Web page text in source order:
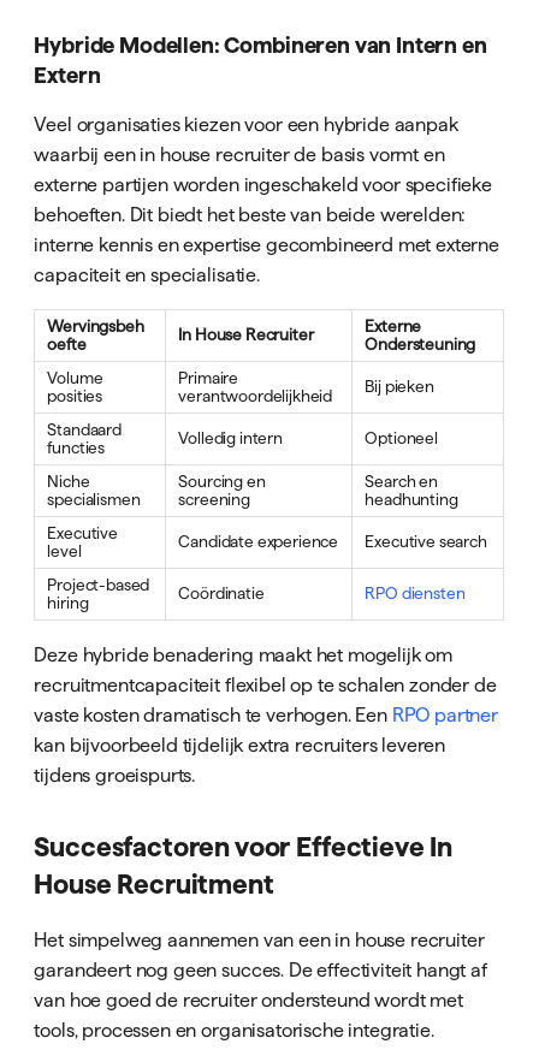
Hybride Modellen: Combineren van Intern en
Extern
Veel organisaties kiezen voor een hybride aanpak
waarbij een in house recruiter de basis vormt en
externe partijen worden ingeschakeld voor specifieke
behoeften. Dit biedt het beste van beide werelden:
interne kennis en expertise gecombineerd met externe
capaciteit en specialisatie.
Wervingsbeh
oefte
In House Recruiter
Externe
Ondersteuning
Volume
posities
Primaire
verantwoordelijkheid
Bij pieken
Standaard
functies
Volledig intern Optioneel
Niche
specialismen
Sourcing en
screening
Search en
headhunting
Executive
level
Candidate experience Executive search
Project-based
hiring
Coördinatie RPO diensten
Deze hybride benadering maakt het mogelijk om
recruitmentcapaciteit flexibel op te schalen zonder de
vaste kosten dramatisch te verhogen. Een RPO partner
kan bijvoorbeeld tijdelijk extra recruiters leveren
tijdens groeispurts.
Succesfactoren voor Effectieve In
House Recruitment
Het simpelweg aannemen van een in house recruiter
garandeert nog geen succes. De effectiviteit hangt af
van hoe goed de recruiter ondersteund wordt met
tools, processen en organisatorische integratie.